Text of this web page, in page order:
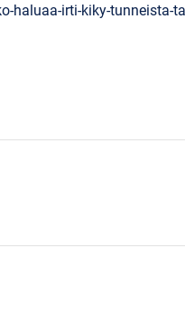
haluaa-irti-kiky-tunneista-